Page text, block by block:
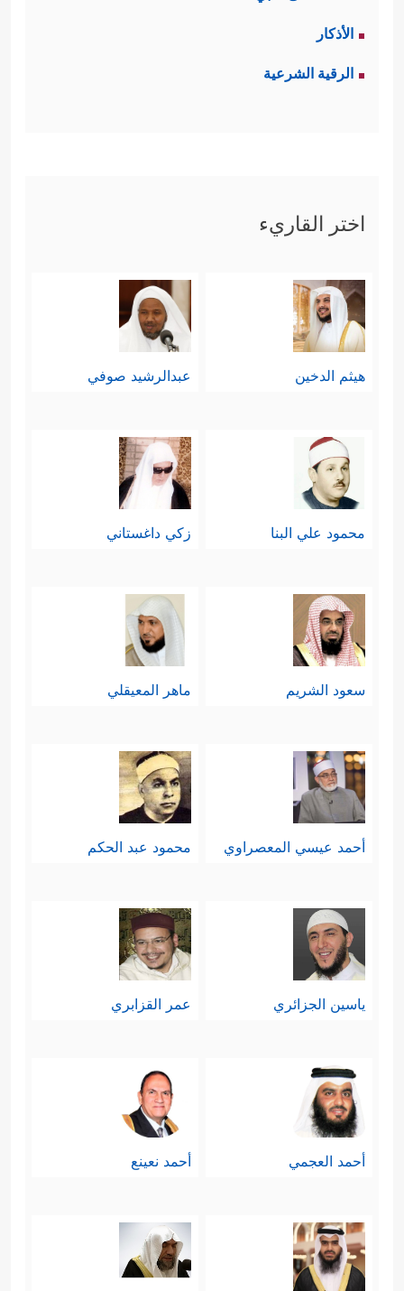
الأذكار
الرقية الشرعية
اختر القاريء
هيثم الدخين عبدالرشيد صوفي
محمود علي البنا زكي داغستاني
سعود الشريم ماهر المعيقلي
أحمد عيسي المعصراوي محمود عبد الحكم
ياسين الجزائري عمر القزابري
أحمد العجمي أحمد نعينع